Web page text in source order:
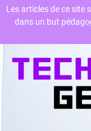
Skip
Les articles de ce site
dans un but